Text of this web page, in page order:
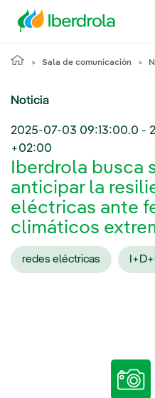
Sala de comunicación
Noticia
2025-07-03 09:13:00.0 -
+02:00
Iberdrola busca
anticipar la
eléctricas ante
climáticos
redes eléctricas